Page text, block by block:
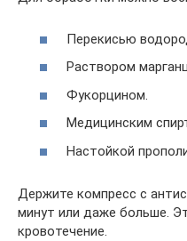
Перекисью
Раствором
Фукорцином.
Медицинским
Настойкой
Держите компресс с
минут или даже больше.
кровотечение.